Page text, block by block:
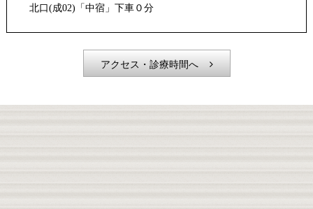
北口(成02)「中宿」下車０分
アクセス・診療時間へ